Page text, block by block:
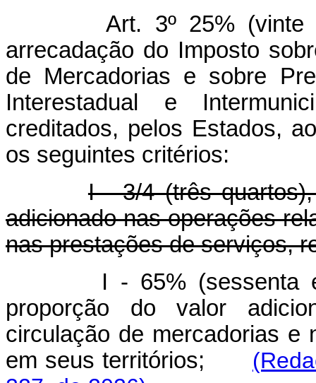
Art. 3º 25%
arrecadação do Imposto
de Mercadorias e sobre
Interestadual e
creditados, pelos Estados,
os seguintes critérios:
I - 3/4 (três
adicionado nas operações
nas prestações de serviços,
I - 65% (sessenta
proporção do valor
circulação de mercadorias e
em seus territórios;